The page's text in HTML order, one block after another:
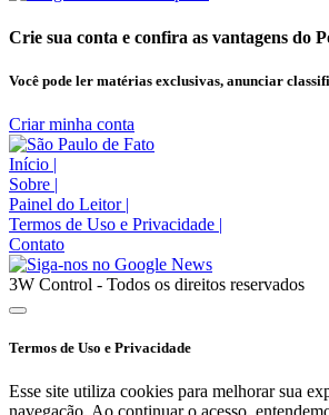
Crie sua conta e confira as vantagens do
Você pode ler matérias exclusivas, anunciar
Criar minha conta
Início |
Sobre |
Painel do Leitor |
Termos de Uso e Privacidade |
Contato
3W Control - Todos os direitos reservados
Termos de Uso e Privacidade
Esse site utiliza cookies para melhorar sua